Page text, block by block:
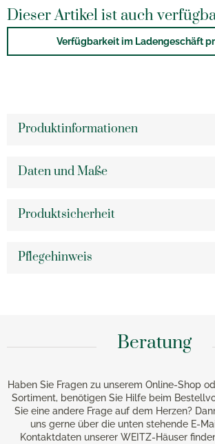
Dieser Artikel ist auch
Verfügbarkeit im Ladengeschäft
Produktinformationen
Daten und Maße
Produktsicherheit
Pflegehinweis
Beratung
Haben Sie Fragen zu unserem Online-Shop
Sortiment, benötigen Sie Hilfe beim
Sie eine andere Frage auf dem Herzen?
uns gerne über die unten stehende E-
Kontaktdaten unserer WEITZ-Häuser